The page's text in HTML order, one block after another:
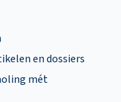
en dossiers
mét